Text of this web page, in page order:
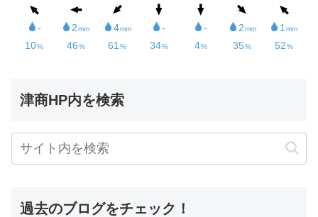
津商HP内を検索
過去のブログをチェック！